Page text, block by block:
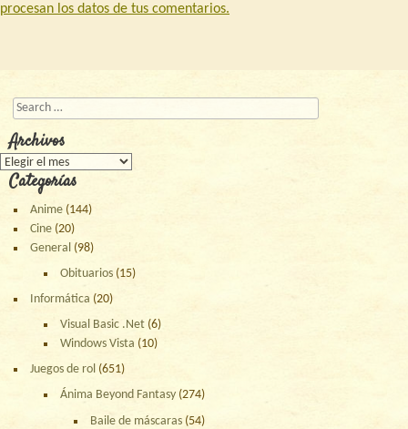
procesan los datos de tus comentarios.
Buscar
Archivos
Archivos
Categorías
Anime (144)
Cine (20)
General (98)
Obituarios (15)
Informática (20)
Visual Basic .Net (6)
Windows Vista (10)
Juegos de rol (651)
Ánima Beyond Fantasy (274)
Baile de máscaras (54)